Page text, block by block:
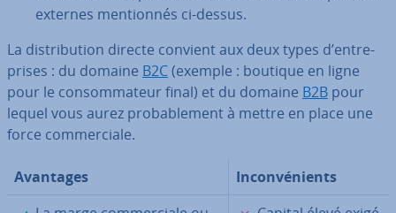
externes men­tion­nés ci-dessus.
La dis­tri­bu­tion directe convient aux deux types d’en­tre­
prises : du domaine B2C(exemple : boutique en ligne
pour le con­som­ma­teur final) et du domaine B2B pour
lequel vous aurez pro­ba­ble­ment à mettre en place une
force com­mer­ciale.
Avantages
In­con­vé­nients